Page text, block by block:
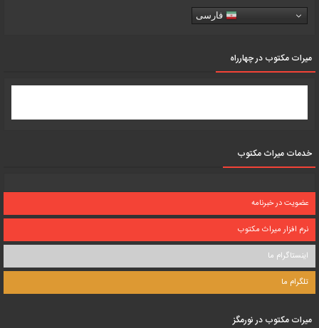
فارسی
میرات مکتوب در چهارراه
خدمات میراث مکتوب
عضویت در خبرنامه
نرم افزار میراث مکتوب
اینستاگرام ما
تلگرام ما
میرات مکتوب در نورمگز